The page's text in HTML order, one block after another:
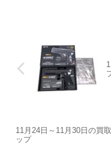
11月24日～11月30日の買
ップ